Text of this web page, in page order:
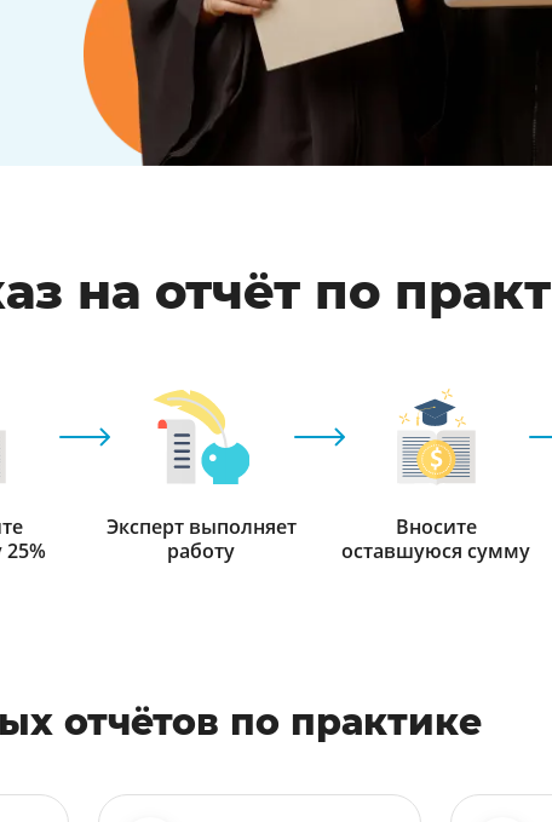
на отчёт по
25%
Эксперт выполняет
работу
Вносите
оставшуюся сумму
отчётов по практике